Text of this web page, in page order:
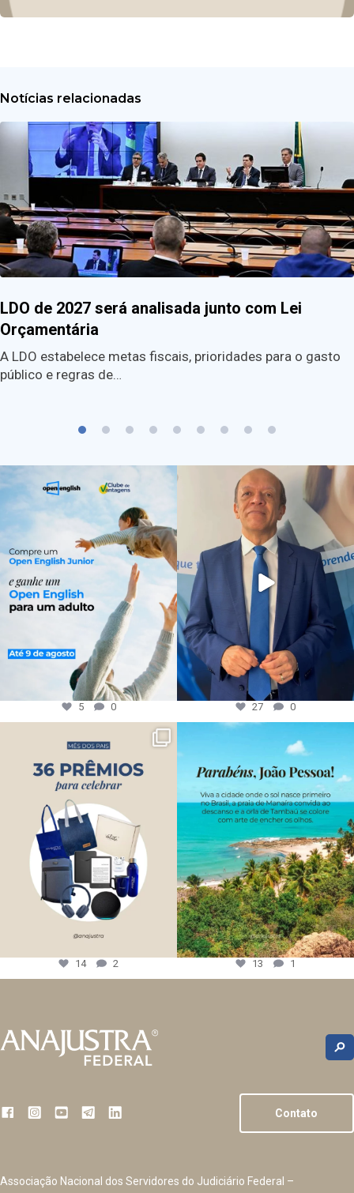
Notícias relacionadas
LDO de 2027 será analisada junto com Lei
Orçamentária
A LDO estabelece metas fiscais, prioridades para o gasto
público e regras de…
5 0 27 0
14 2 13 1
Contato
Associação Nacional dos Servidores do Judiciário Federal –